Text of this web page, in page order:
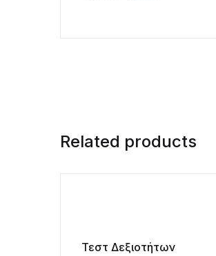
Related products
Τεστ Δεξιοτήτων